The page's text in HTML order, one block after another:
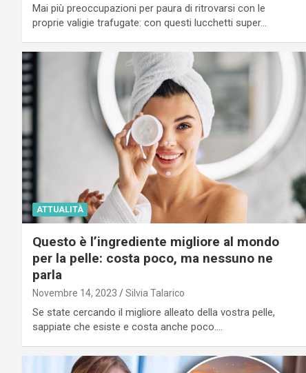
Mai più preoccupazioni per paura di ritrovarsi con le
proprie valigie trafugate: con questi lucchetti super…
ATTUALITÀ
Questo è l’ingrediente migliore al mondo
per la pelle: costa poco, ma nessuno ne
parla
Novembre 14, 2023 Silvia Talarico
Se state cercando il migliore alleato della vostra pelle,
sappiate che esiste e costa anche poco.…